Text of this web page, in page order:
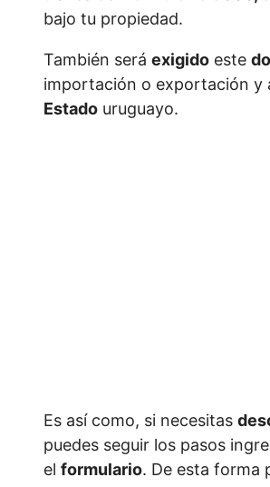
bajo tu propiedad.
También será exigido este
importación o exportación y
Estado uruguayo.
Es así como, si necesitas
puedes seguir los pasos
el formulario. De esta forma